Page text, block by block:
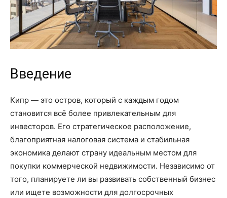
Введение
Кипр — это остров, который с каждым годом
становится всё более привлекательным для
инвесторов. Его стратегическое расположение,
благоприятная налоговая система и стабильная
экономика делают страну идеальным местом для
покупки коммерческой недвижимости. Независимо от
того, планируете ли вы развивать собственный бизнес
или ищете возможности для долгосрочных